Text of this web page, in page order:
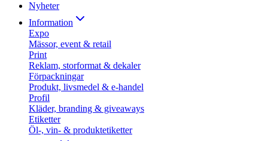
Nyheter
Information
Expo
Mässor, event & retail
Print
Reklam, storformat & dekaler
Förpackningar
Produkt, livsmedel & e-handel
Profil
Kläder, branding & giveaways
Etiketter
Öl-, vin- & produktetiketter